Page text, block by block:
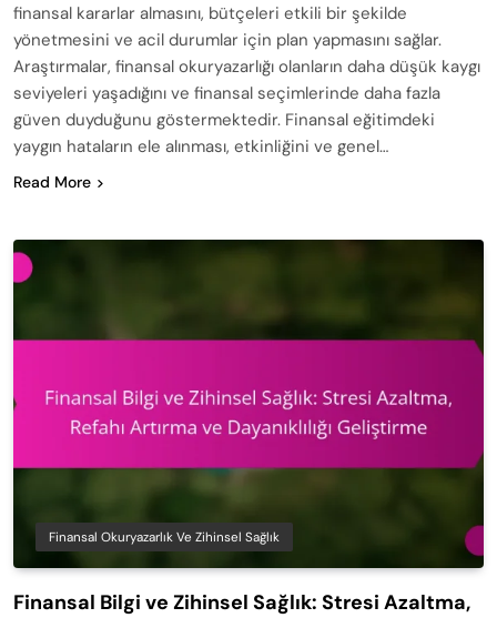
finansal kararlar almasını, bütçeleri etkili bir şekilde
yönetmesini ve acil durumlar için plan yapmasını sağlar.
Araştırmalar, finansal okuryazarlığı olanların daha düşük kaygı
seviyeleri yaşadığını ve finansal seçimlerinde daha fazla
güven duyduğunu göstermektedir. Finansal eğitimdeki
yaygın hataların ele alınması, etkinliğini ve genel…
Read More
Finansal Okuryazarlık Ve Zihinsel Sağlık
Finansal Bilgi ve Zihinsel Sağlık: Stresi Azaltma,